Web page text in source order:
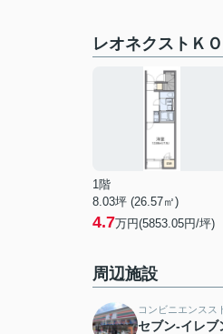
レオネクストＫ
1階
8.03坪 (26.57㎡)
4.7万円(5853.05円/坪)
周辺施設
コンビニエンスス
セブン-イレブ